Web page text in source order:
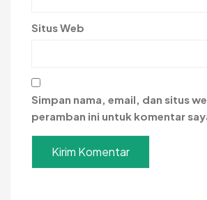
Situs Web
Simpan nama, email, dan situs
peramban ini untuk komentar